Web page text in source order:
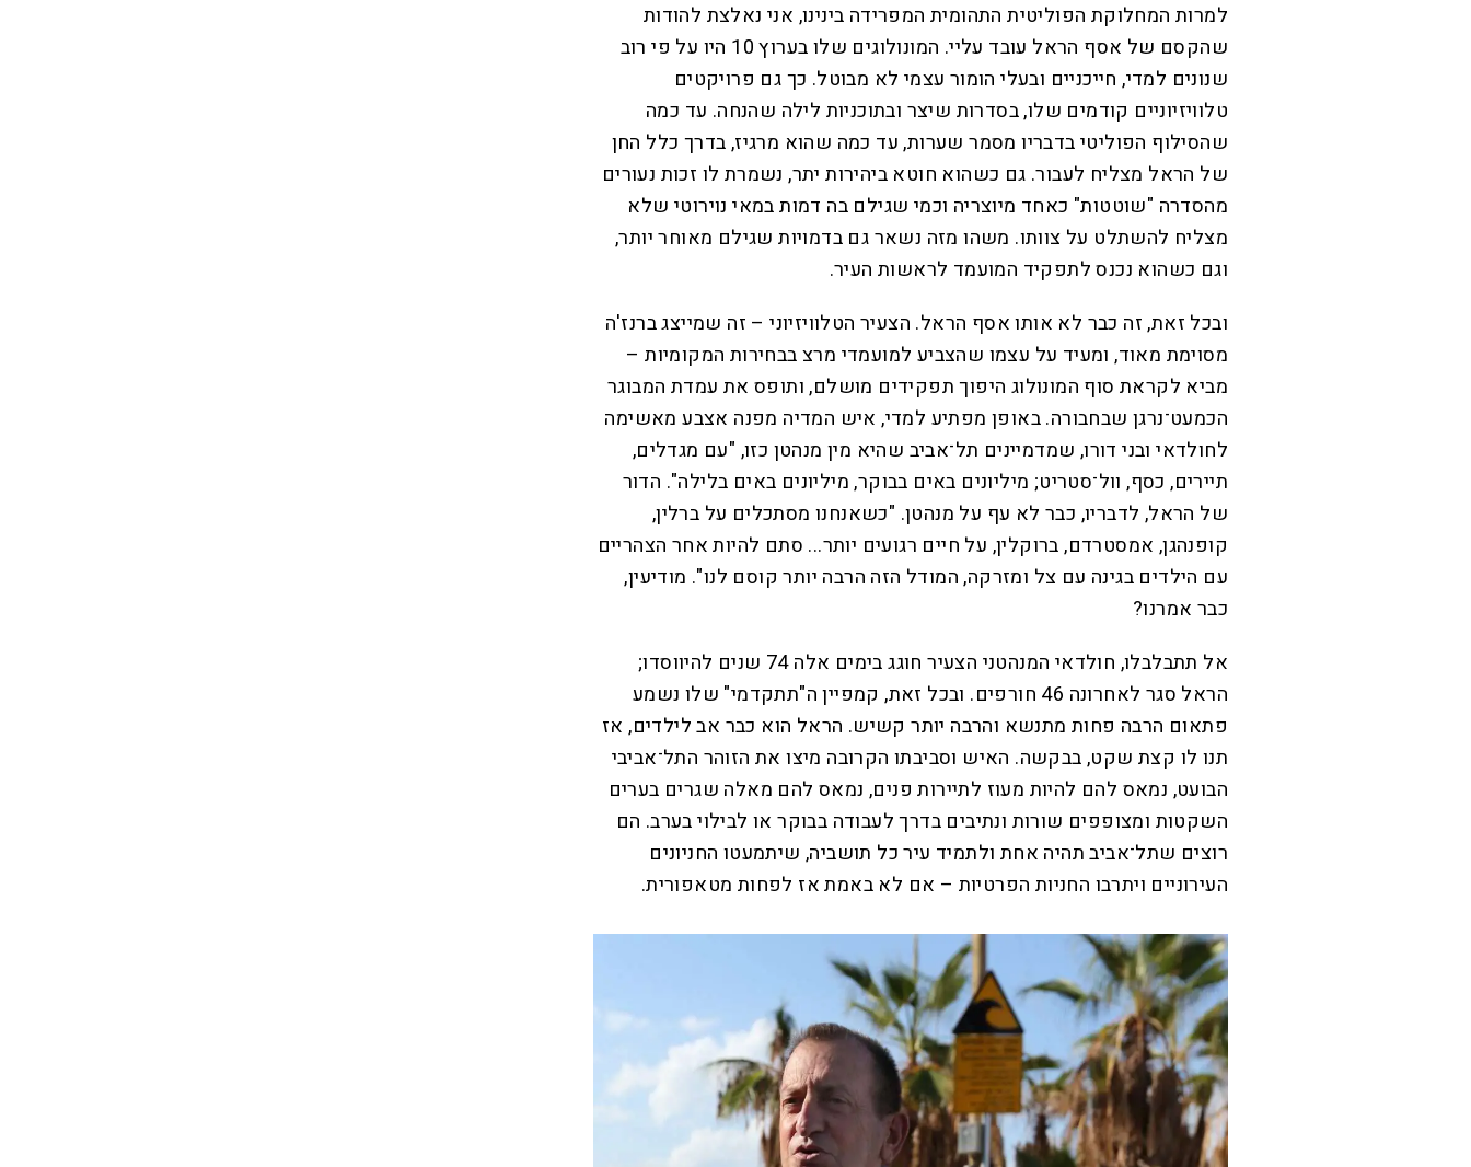
למרות המחלוקת הפוליטית התהומית המפרידה בינינו, אני נאלצת להודות
שהקסם של אסף הראל עובד עליי. המונולוגים שלו בערוץ 10 היו על פי רוב
שנונים למדי, חייכניים ובעלי הומור עצמי לא מבוטל. כך גם פרויקטים
טלוויזיוניים קודמים שלו, בסדרות שיצר ובתוכניות לילה שהנחה. עד כמה
שהסילוף הפוליטי בדבריו מסמר שערות, עד כמה שהוא מרגיז, בדרך כלל החן
של הראל מצליח לעבור. גם כשהוא חוטא ביהירות יתר, נשמרת לו זכות נעורים
מהסדרה "שוטטות" כאחד מיוצריה וכמי שגילם בה דמות במאי נוירוטי שלא
מצליח להשתלט על צוותו. משהו מזה נשאר גם בדמויות שגילם מאוחר יותר,
וגם כשהוא נכנס לתפקיד המועמד לראשות העיר.
ובכל זאת, זה כבר לא אותו אסף הראל. הצעיר הטלוויזיוני – זה שמייצג ברנז'ה
מסוימת מאוד, ומעיד על עצמו שהצביע למועמדי מרצ בבחירות המקומיות –
מביא לקראת סוף המונולוג היפוך תפקידים מושלם, ותופס את עמדת המבוגר
הכמעט־נרגן שבחבורה. באופן מפתיע למדי, איש המדיה מפנה אצבע מאשימה
לחולדאי ובני דורו, שמדמיינים תל־אביב שהיא מין מנהטן כזו, "עם מגדלים,
תיירים, כסף, וול־סטריט; מיליונים באים בבוקר, מיליונים באים בלילה". הדור
של הראל, לדבריו, כבר לא עף על מנהטן. "כשאנחנו מסתכלים על ברלין,
קופנהגן, אמסטרדם, ברוקלין, על חיים רגועים יותר... סתם להיות אחר הצהריים
עם הילדים בגינה עם צל ומזרקה, המודל הזה הרבה יותר קוסם לנו". מודיעין,
כבר אמרנו?
אל תתבלבלו, חולדאי המנהטני הצעיר חוגג בימים אלה 74 שנים להיווסדו;
הראל סגר לאחרונה 46 חורפים. ובכל זאת, קמפיין ה"תתקדמי" שלו נשמע
פתאום הרבה פחות מתנשא והרבה יותר קשיש. הראל הוא כבר אב לילדים, אז
תנו לו קצת שקט, בבקשה. האיש וסביבתו הקרובה מיצו את הזוהר התל־אביבי
הבועט, נמאס להם להיות מעוז לתיירות פנים, נמאס להם מאלה שגרים בערים
השקטות ומצופפים שורות ונתיבים בדרך לעבודה בבוקר או לבילוי בערב. הם
רוצים שתל־אביב תהיה אחת ולתמיד עיר כל תושביה, שיתמעטו החניונים
העירוניים ויתרבו החניות הפרטיות – אם לא באמת אז לפחות מטאפורית.